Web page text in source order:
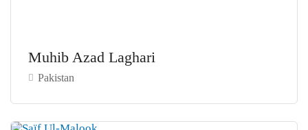
Muhib Azad Laghari
Pakistan